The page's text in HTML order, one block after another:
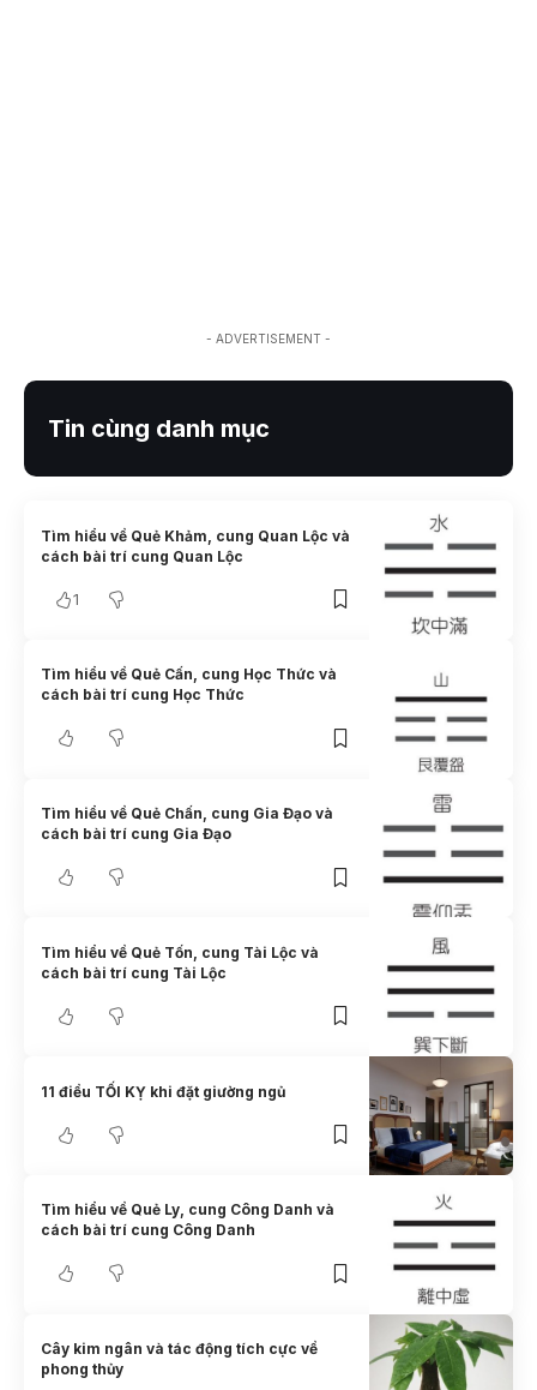
- ADVERTISEMENT -
Tin cùng danh mục
Tìm hiểu về Quẻ Khảm, cung Quan Lộc và
cách bài trí cung Quan Lộc
1
Tìm hiểu về Quẻ Cấn, cung Học Thức và
cách bài trí cung Học Thức
Tìm hiểu về Quẻ Chấn, cung Gia Đạo và
cách bài trí cung Gia Đạo
Tìm hiểu về Quẻ Tốn, cung Tài Lộc và
cách bài trí cung Tài Lộc
11 điều TỐI KỴ khi đặt giường ngủ
Tìm hiểu về Quẻ Ly, cung Công Danh và
cách bài trí cung Công Danh
Cây kim ngân và tác động tích cực về
phong thủy